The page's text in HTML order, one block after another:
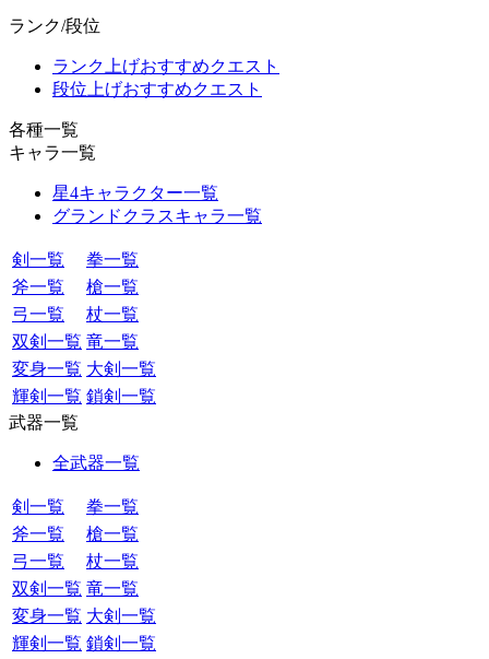
ランク/段位
ランク上げおすすめクエスト
段位上げおすすめクエスト
各種一覧
キャラ一覧
星4キャラクター一覧
グランドクラスキャラ一覧
剣一覧
拳一覧
斧一覧
槍一覧
弓一覧
杖一覧
双剣一覧 竜一覧
変身一覧 大剣一覧
輝剣一覧 鎖剣一覧
武器一覧
全武器一覧
剣一覧
拳一覧
斧一覧
槍一覧
弓一覧
杖一覧
双剣一覧 竜一覧
変身一覧 大剣一覧
輝剣一覧 鎖剣一覧